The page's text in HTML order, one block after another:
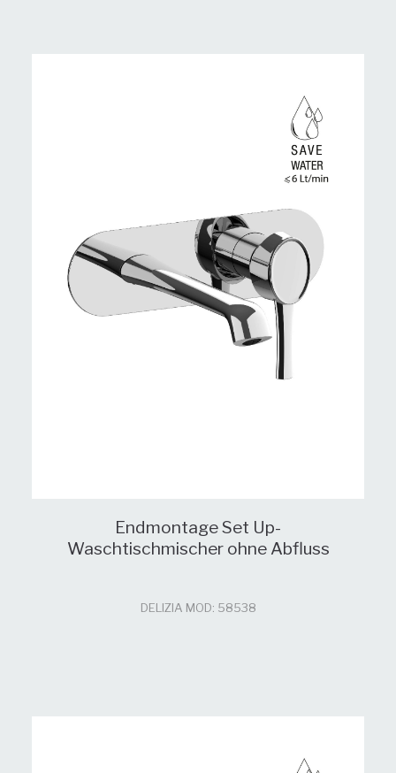
Endmontage Set Up-
Waschtischmischer ohne Abfluss
DELIZIA MOD: 58538